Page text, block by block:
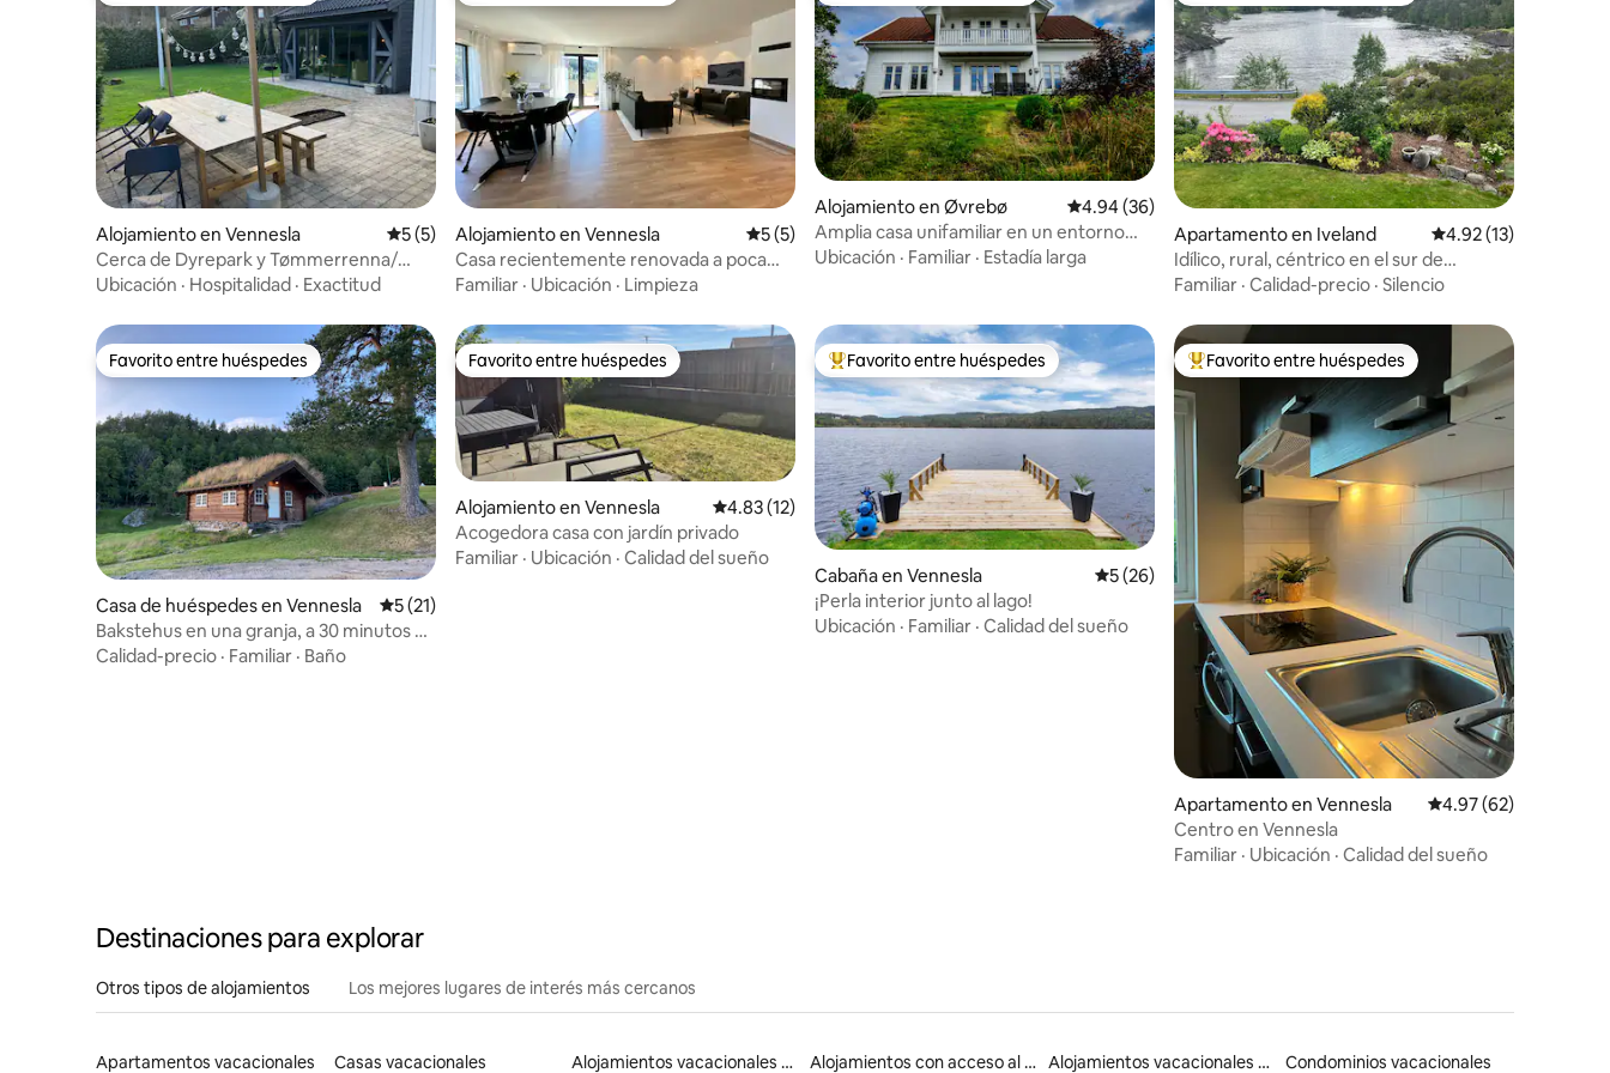
Alojamiento en Vennesla Calificación promedio: 5 de 5, 5 reseñas
5 (5)
Cerca de Dyrepark y Tømmerrenna/
Setesdalsbanen 6 personas
Ubicación · Hospitalidad · Exactitud
Alojamiento en Vennesla Calificación promedio: 5 de 5, 5 reseñas
5 (5)
Casa recientemente renovada a poca
distancia del zoológico
Familiar · Ubicación · Limpieza
Alojamiento en Øvrebø Calificación promedio: 4.94 de 5, 36 reseñas
4.94 (36)
Amplia casa unifamiliar en un entorno
pintoresco.
Ubicación · Familiar · Estadía larga
Apartamento en Iveland Calificación
4.92 (13)
Idílico, rural, céntrico en el sur de
Noruega
Familiar · Calidad-precio · Silencio
Favorito entre huéspedes
Favorito entre huéspedes
Casa de huéspedes en Vennesla Calificación promedio: 5 de 5, 21 reseñas
5 (21)
Bakstehus en una granja, a 30 minutos de
Kristiansand
Calidad-precio · Familiar · Baño
Favorito entre huéspedes
Favorito entre huéspedes
Alojamiento en Vennesla Calificación promedio: 4.83 de 5, 12 reseñas
4.83 (12)
Acogedora casa con jardín privado
Familiar · Ubicación · Calidad del sueño
Favorito entre huéspedes preferido
Favorito entre huéspedes
Cabaña en Vennesla Calificación promedio: 5 de 5, 26 reseñas
5 (26)
¡Perla interior junto al lago!
Ubicación · Familiar · Calidad del sueño
Favorito entre huéspedes preferido
Favorito entre huéspedes
Apartamento en Vennesla Calificación
4.97 (62)
Centro en Vennesla
Familiar · Ubicación · Calidad del sueño
Destinaciones para explorar
Otros tipos de alojamientos Los mejores lugares de interés más cercanos
Apartamentos vacacionales
Casas vacacionales
Alojamientos vacacionales para familias
Alojamientos con acceso al lago
Alojamientos vacacionales que admiten mascotas
Condominios vacacionales